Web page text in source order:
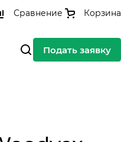
Сравнение Корзина
Подать заявку